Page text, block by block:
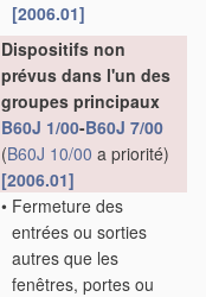
[2006.01]
Dispositifs non
prévus dans l'un des
groupes principaux
B60J 1/00-B60J 7/00
(B60J 10/00 a priorité)
[2006.01]
• Fermeture des
entrées ou sorties
autres que les
fenêtres, portes ou